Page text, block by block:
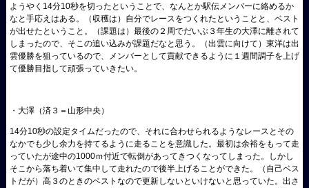
ようやく14分10秒を切ったということで、なんとか駅伝メンバーに絡めるか
なと手応えはある。（収穫は）自分でレースをつくれたということと、ベスト
が出せたということ。（課題は）最後の２周でだいぶ３年生の大澤に離されて
しまったので、そこの追い込みが課題だなと思う。（出雲に向けて）東洋は出
雲優勝を狙っているので、メンバーとして貢献できるように１週間調子を上げ
て優勝目指して頑張っていきたい。
・大澤（済３＝山形中央）
14分10秒の設定タイムだったので、それに合わせられるようなレースとその
なかでも少し余力を持てるように走ることを意識した。最初は余裕をもって走
っていたが途中の1000ｍ付近で転倒があってきつくなってしまった。しかし
そこから落ち着いて集中して走れたので後半上げることができた。（自己ベス
トだが）高３のときのベストなので更新しないといけないと思っていた。出さ